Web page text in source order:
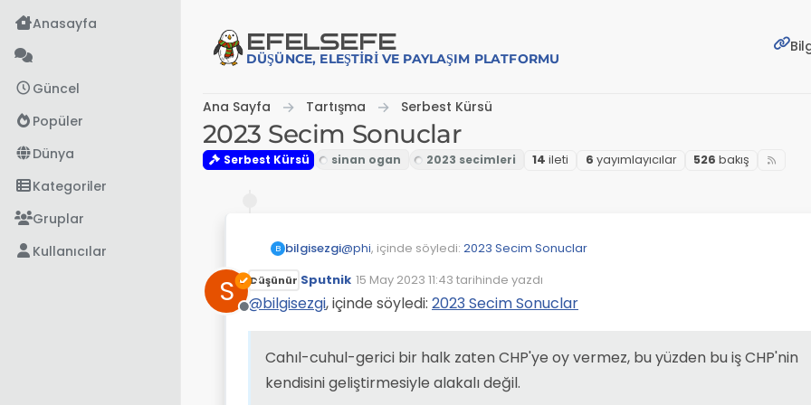
İçeriğe atla
Anasayfa
Güncel
Popüler
Dünya
Kategoriler
Gruplar
Kullanıcılar
EFELSEFE
DÜŞÜNCE, ELEŞTIRI VE PAYLAŞIM PLATFORMU
Ana Sayfa Tartışma Serbest Kürsü
2023 Secim Sonuclar
Serbest Kürsü 14 i̇leti 6 yayımlayıcılar 526 bakış
B bilgisezgi@phi, içinde söyledi: 2023 Secim Sonuclar
Cok ilginc Sinan Ogan'in her yerde standart oy almasina anlam veremedim
Sinan Ogan'a verilen oyların çoğu yabancı tepkisi oyları, yüzde beş alması
İkinci turda salt çoğunluk sağlanmazsa hem Cumhurbaşkanını hem bu ülkenin kaderini
belirleyecek olan da yüzde beş oya sahip olan Sinan Ogan'dır.
@phi, içinde söyledi:2023 Secim Sonuclar
S
Çevrimdışı
Düşünür Sputnik 15 May 2023 11:43 tarihinde yazdı
Son düzenleyen:
@bilgisezgi, içinde söyledi: 2023 Secim Sonuclar
Cahıl-cuhul-gerici bir halk zaten CHP'ye oy vermez, bu yüzden bu iş CHP'nin
kendisini geliştirmesiyle alakalı değil.